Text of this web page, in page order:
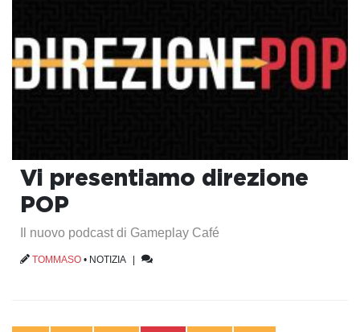
Vi presentiamo direzione
POP
Il nuovo podcast di Gameplay Café
TOMMASO • NOTIZIA|